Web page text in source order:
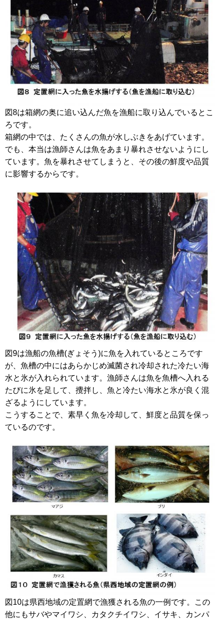
図8は箱網の奥に追い込んだ魚を漁船に取り込んでいるとこ
ろです。
箱網の中では、たくさんの魚が水しぶきをあげています。
でも、本当は漁師さんは魚をあまり暴れさせないようにし
ています。魚を暴れさせてしまうと、その後の鮮度や品質
に影響するからです。
図9は漁船の魚槽(ぎょそう)に魚を入れているところです
が、魚槽の中にはあらかじめ滅菌され冷却された冷たい海
水と氷が入れられています。漁師さんは魚を魚槽へ入れる
たびに氷を足して、攪拌し、魚と冷たい海水と氷が良く混
ざるようにしています。
こうすることで、素早く魚を冷却して、鮮度と品質を保っ
ているのです。
図10は県西地域の定置網で漁獲される魚の一例です。この
他にもサバやマイワシ、カタクチイワシ、イサキ、カンパ